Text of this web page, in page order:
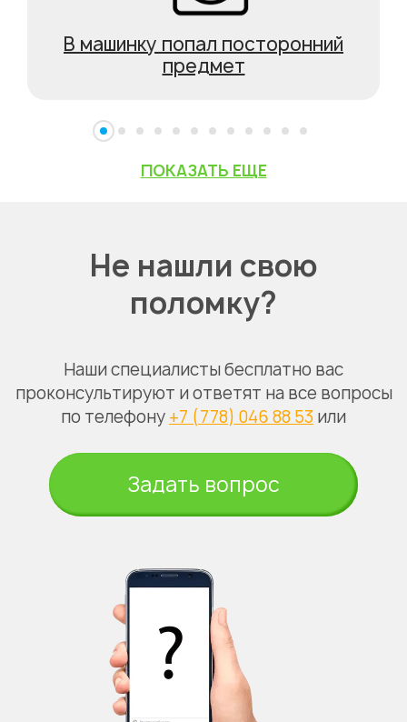
В машинку попал посторонний
предмет
ПОКАЗАТЬ ЕЩЕ
Не нашли свою
поломку?
Наши специалисты бесплатно вас
проконсультируют и ответят на все вопросы
по телефону +7 (778) 046 88 53 или
Задать вопрос